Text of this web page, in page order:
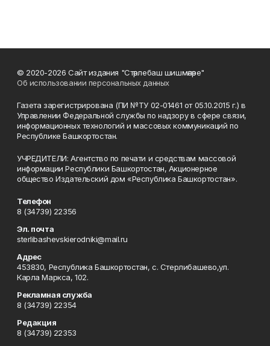
© 2020-2026 Сайт издания "Стәрлебаш шишмәләре"
Об использовании персональных данных
Газета зарегистрирована (ПИ №ТУ 02-01461 от 05.10.2015 г.) в
Управлении Федеральной службы по надзору в сфере связи,
информационных технологий и массовых коммуникаций по
Республике Башкортостан.
УЧРЕДИТЕЛИ: Агентство по печати и средствам массовой
информации Республики Башкортостан, Акционерное
общество Издательский дом «Республика Башкортостан».
Телефон
8 (34739) 22356
Эл. почта
sterlibashevskierodniki@mail.ru
Адрес
453830, Республика Башкортостан, c. Стерлибашево,ул.
Карла Маркса, 102.
Рекламная служба
8 (34739) 22354
Редакция
8 (34739) 22353